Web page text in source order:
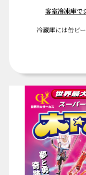
客室冷凍庫で
冷蔵庫には缶ビ